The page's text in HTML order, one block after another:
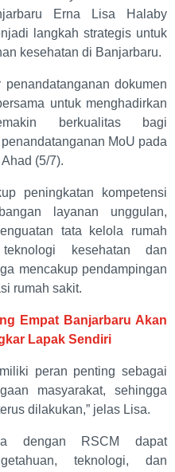
Erna Lisa Halaby
langkah strategis untuk
kesehatan di Banjarbaru.
dokumen
untuk menghadirkan
berkualitas bagi
MoU pada
(5/7).
peningkatan kompetensi
layanan unggulan,
tata kelola rumah
kesehatan dan
mencakup pendampingan
rumah sakit.
Empat Banjarbaru Akan
Lapak Sendiri
peran penting sebagai
masyarakat, sehingga
dilakukan,” jelas Lisa.
dengan RSCM dapat
teknologi, dan